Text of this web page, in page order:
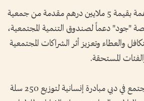
وتضمنت المبادرات مساهمة بقيمة 5 ملايين درهم مقدمة من جمعية
"جود" دعماً لصندوق التنمية المجتمعية،
والعطاء وتعزيز أثر الشراكات المجتمعية
المستحقة.
كما نفذت هيئة تنمية المجتمع في دبي مبادرة إنسانية لتوزيع 250 سلة